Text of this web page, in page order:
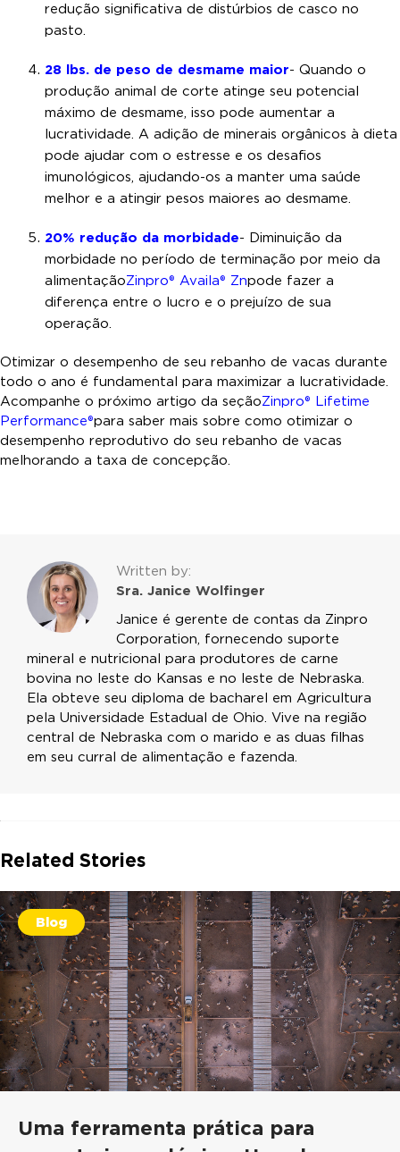
redução significativa de distúrbios de casco no
pasto.
28 lbs. de peso de desmame maior- Quando o
produção animal de corte atinge seu potencial
máximo de desmame, isso pode aumentar a
lucratividade. A adição de minerais orgânicos à dieta
pode ajudar com o estresse e os desafios
imunológicos, ajudando-os a manter uma saúde
melhor e a atingir pesos maiores ao desmame.
20% redução da morbidade- Diminuição da
morbidade no período de terminação por meio da
alimentaçãoZinpro® Availa® Znpode fazer a
diferença entre o lucro e o prejuízo de sua
operação.
Otimizar o desempenho de seu rebanho de vacas durante
todo o ano é fundamental para maximizar a lucratividade.
Acompanhe o próximo artigo da seçãoZinpro® Lifetime
Performance®para saber mais sobre como otimizar o
desempenho reprodutivo do seu rebanho de vacas
melhorando a taxa de concepção.
Written by:
Sra. Janice Wolfinger
Janice é gerente de contas da Zinpro
Corporation, fornecendo suporte
mineral e nutricional para produtores de carne
bovina no leste do Kansas e no leste de Nebraska.
Ela obteve seu diploma de bacharel em Agricultura
pela Universidade Estadual de Ohio. Vive na região
central de Nebraska com o marido e as duas filhas
em seu curral de alimentação e fazenda.
Related Stories
Blog
Uma ferramenta prática para